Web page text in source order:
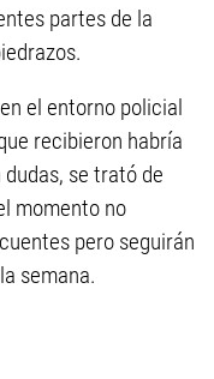
partes de la
el entorno policial
recibieron habría
dudas, se trató de
momento no
pero seguirán
semana.